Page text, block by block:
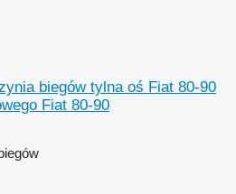
biegów tylna oś Fiat 80-90
Fiat 80-90